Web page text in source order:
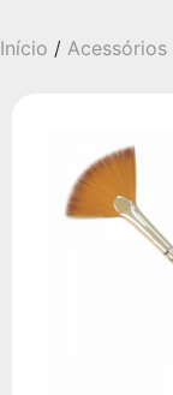
Início / Acessórios